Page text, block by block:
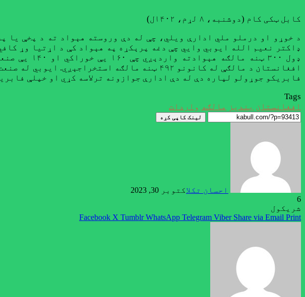
کابل ټکی کام (دوشنبه، ۸ لړم، ۱۴۰۲ل)
د خوړو او درملو ملي ادارې ویلي، چې له دې وروسته هېواد ته د پخې یا
ډاکتر نعیم الله ایوبي وایي چې دغه پرېکړه په هېواد کې د اړتیا وړ
ډول ۳۰۰
افغانستان د مالګې له کانونو ۴۹۲ ټنه مالګه
فابریکو جوړولو لپاره دې له دې ادارې جوازونه ترلاسه کړي او خپلې
Tags
افغانستان بندیز مالګه واردات
لینک کاپی کړه
احسان تکلاکتوبر 30, 2023
6
شریکول
Facebook X Tumblr WhatsApp Telegram Viber Share via Email Print